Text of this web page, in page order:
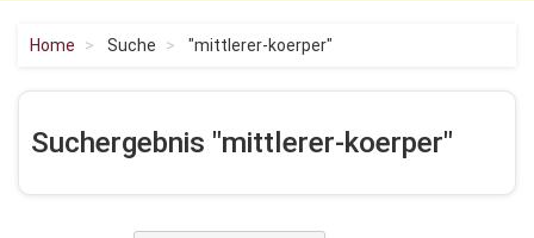
Home Suche "mittlerer-koerper"
Suchergebnis "mittlerer-koerper"